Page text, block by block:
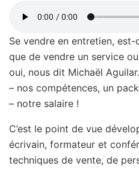
Se vendre en entretien,
que de vendre un service
oui, nous dit Michaël
– nos compétences, un
– notre salaire !
C’est le point de vue
écrivain, formateur et
techniques de vente, de